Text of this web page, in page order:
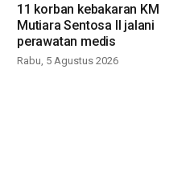
11 korban kebakaran KM
Mutiara Sentosa II jalani
perawatan medis
Rabu, 5 Agustus 2026